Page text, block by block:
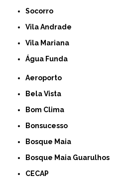
Socorro
Vila Andrade
Vila Mariana
Água Funda
Aeroporto
Bela Vista
Bom Clima
Bonsucesso
Bosque Maia
Bosque Maia Guarulhos
CECAP